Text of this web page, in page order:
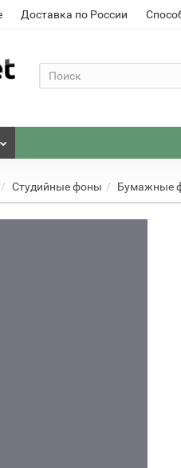
Доставка по России
Студийные фоны Бумажные